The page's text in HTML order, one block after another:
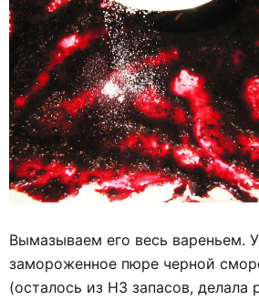
Вымазываем его весь вареньем.
замороженное пюре черной
(осталось из НЗ запасов, делала